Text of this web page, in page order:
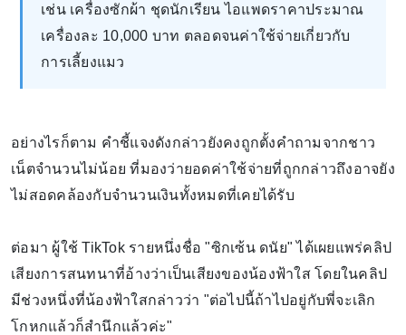
เช่น เครื่องซักผ้า ชุดนักเรียน ไอแพดราคาประมาณ
เครื่องละ 10,000 บาท ตลอดจนค่าใช้จ่ายเกี่ยวกับ
การเลี้ยงแมว
อย่างไรก็ตาม คำชี้แจงดังกล่าวยังคงถูกตั้งคำถามจากชาว
เน็ตจำนวนไม่น้อย ที่มองว่ายอดค่าใช้จ่ายที่ถูกกล่าวถึงอาจยัง
ไม่สอดคล้องกับจำนวนเงินทั้งหมดที่เคยได้รับ
ต่อมา ผู้ใช้ TikTok รายหนึ่งชื่อ "ซิกเซ้น ดนัย" ได้เผยแพร่คลิป
เสียงการสนทนาที่อ้างว่าเป็นเสียงของน้องฟ้าใส โดยในคลิป
มีช่วงหนึ่งที่น้องฟ้าใสกล่าวว่า "ต่อไปนี้ถ้าไปอยู่กับพี่จะเลิก
โกหกแล้วก็สำนึกแล้วค่ะ"